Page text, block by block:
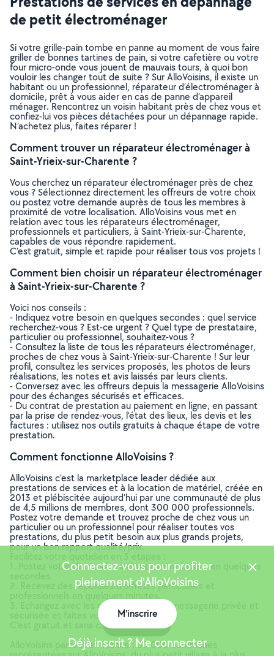
de petit électroménager
Si votre grille-pain tombe en panne au moment de vous faire
griller de bonnes tartines de pain, si votre cafetière ou votre
four micro-onde vous jouent de mauvais tours, à quoi bon
vouloir les changer tout de suite ? Sur AlloVoisins, il existe un
habitant ou un professionnel, réparateur d’électroménager à
domicile, prêt à vous aider en cas de panne d’appareil
ménager. Rencontrez un voisin habitant près de chez vous et
confiez-lui vos pièces détachées pour un dépannage rapide.
N’achetez plus, faites réparer !
Comment trouver un réparateur électroménager à
Saint-Yrieix-sur-Charente ?
Vous cherchez un réparateur électroménager près de chez
vous ? Sélectionnez directement les offreurs de votre choix
ou postez votre demande auprès de tous les membres à
proximité de votre localisation. AlloVoisins vous met en
relation avec tous les réparateurs électroménager,
professionnels et particuliers, à Saint-Yrieix-sur-Charente,
capables de vous répondre rapidement.
C’est gratuit, simple et rapide pour réaliser tous vos projets !
Comment bien choisir un réparateur électroménager
à Saint-Yrieix-sur-Charente ?
Voici nos conseils :
- Indiquez votre besoin en quelques secondes : quel service
recherchez-vous ? Est-ce urgent ? Quel type de prestataire,
particulier ou professionnel, souhaitez-vous ?
- Consultez la liste de tous les réparateurs électroménager,
proches de chez vous à Saint-Yrieix-sur-Charente ! Sur leur
profil, consultez les services proposés, les photos de leurs
réalisations, les notes et avis laissés par leurs clients.
- Conversez avec les offreurs depuis la messagerie AlloVoisins
pour des échanges sécurisés et efficaces.
- Du contrat de prestation au paiement en ligne, en passant
par la prise de rendez-vous, l’état des lieux, les devis et les
factures : utilisez nos outils gratuits à chaque étape de votre
prestation.
Comment fonctionne AlloVoisins ?
AlloVoisins c’est la marketplace leader dédiée aux
prestations de services et à la location de matériel, créée en
2013 et plébiscitée aujourd’hui par une communauté de plus
de 4,5 millions de membres, dont 300 000 professionnels.
Postez votre demande et trouvez proche de chez vous un
particulier ou un professionnel pour réaliser toutes vos
prestations, du plus petit besoin aux plus grands projets,
pour un bon rapport qualité/prix.
1. Postez votre demande : indiquez votre besoin en quelques
2. Recevez des réponses d’offreurs particuliers et
3. Echangez avec les offreurs depuis la messagerie privée et
sécurisée et faites votre choix !
C’est gratuit et sans commission !
AlloVoisins partout en France : 35 000 communes
Connectez-vous pour profiter
pleinement d'AlloVoisins
M'inscrire
Déjà inscrit ? Me connecter